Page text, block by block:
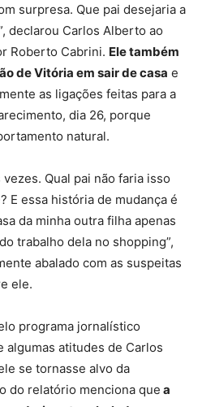
surpresa. Que pai desejaria a
declarou Carlos Alberto ao
Roberto Cabrini. Ele também
de Vitória em sair de casa e
as ligações feitas para a
dia 26, porque
natural.
Qual pai não faria isso
E essa história de mudança é
da minha outra filha apenas
trabalho dela no shopping”,
abalado com as suspeitas
ele.
programa jornalístico
algumas atitudes de Carlos
se tornasse alvo da
do relatório menciona que a